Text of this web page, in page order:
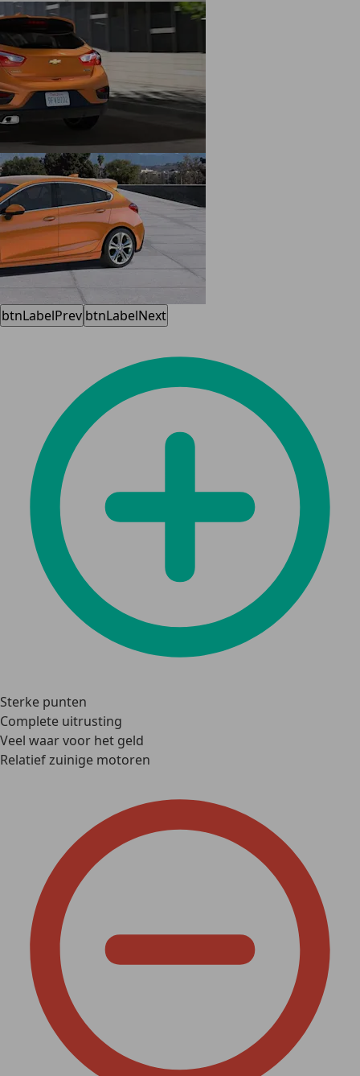
btnLabelPrev btnLabelNext
Sterke punten
Complete uitrusting
Veel waar voor het geld
Relatief zuinige motoren